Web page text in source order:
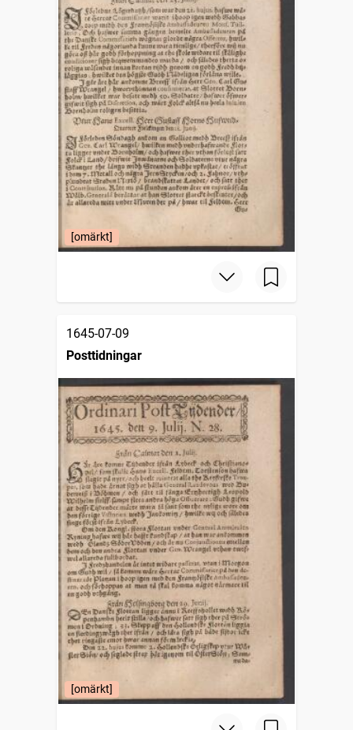
[omärkt]
1645-07-09
Posttidningar
[omärkt]